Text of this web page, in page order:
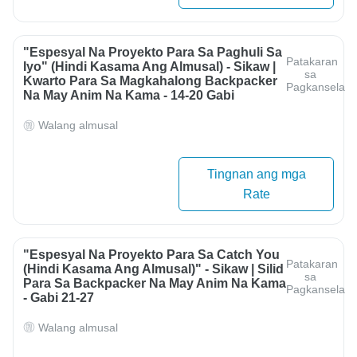
"Espesyal Na Proyekto Para Sa Paghuli Sa
Iyo" (hindi Kasama Ang Almusal) - Sikaw |
Kwarto Para Sa Magkahalong Backpacker
Na May Anim Na Kama - 14-20 Gabi
Patakaran
sa
Pagkansela
Walang almusal
Tingnan ang mga
Rate
"Espesyal Na Proyekto Para Sa Catch You
(Hindi Kasama Ang Almusal)" - Sikaw | Silid
Para Sa Backpacker Na May Anim Na Kama
- Gabi 21-27
Patakaran
sa
Pagkansela
Walang almusal